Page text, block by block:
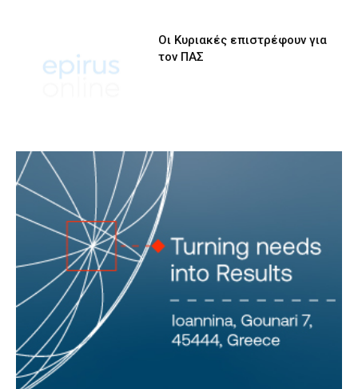
Οι Κυριακές επιστρέφουν για
τον ΠΑΣ